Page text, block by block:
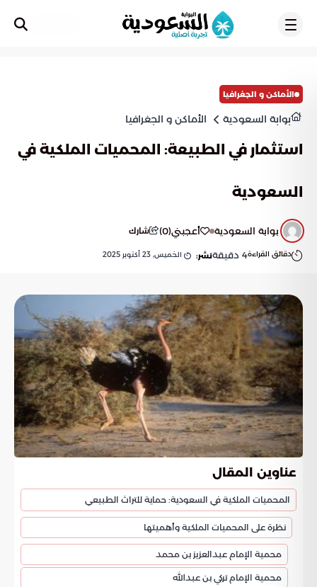
الأماكن و الجغرافيا
بوابة السعودية الأماكن و الجغرافيا
استثمار في الطبيعة: المحميات الملكية في
السعودية
بوابة السعودية أعجبني(
0
) شارك
دقائق القراءة4 دقيقةنشر: الخميس, 23 أكتوبر 2025
عناوين المقال
المحميات الملكية في السعودية: حماية للتراث الطبيعي
نظرة على المحميات الملكية وأهميتها
محمية الإمام عبدالعزيز بن محمد
محمية الإمام تركي بن عبدالله